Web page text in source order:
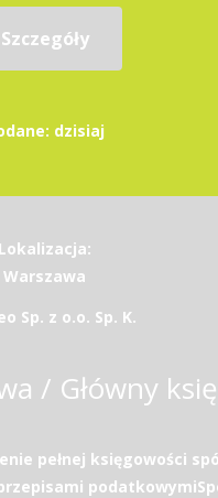
Szczegóły
dzisiaj
Lokalizacja:
Warszawa
Sp. z o.o. Sp. K.
/ Główny
pełnej księgowości